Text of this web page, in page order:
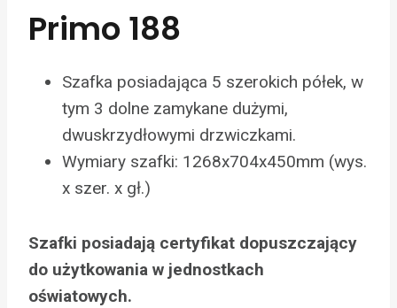
Primo 188
Szafka posiadająca 5 szerokich półek, w
tym 3 dolne zamykane dużymi,
dwuskrzydłowymi drzwiczkami.
Wymiary szafki: 1268x704x450mm (wys.
x szer. x gł.)
Szafki posiadają certyfikat dopuszczający
do użytkowania w jednostkach
oświatowych.